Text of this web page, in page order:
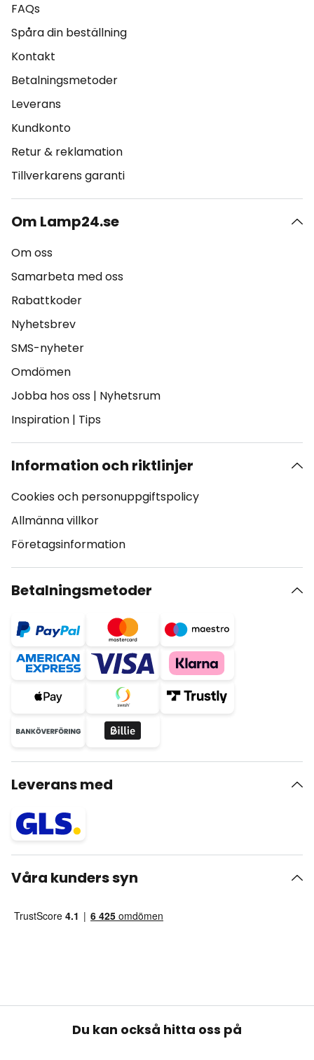
FAQs
Spåra din beställning
Kontakt
Betalningsmetoder
Leverans
Kundkonto
Retur & reklamation
Tillverkarens garanti
Om Lamp24.se
Om oss
Samarbeta med oss
Rabattkoder
Nyhetsbrev
SMS-nyheter
Omdömen
Jobba hos oss | Nyhetsrum
Inspiration | Tips
Information och riktlinjer
Cookies och personuppgiftspolicy
Allmänna villkor
Företagsinformation
Betalningsmetoder
Leverans med
Våra kunders syn
Du kan också hitta oss på